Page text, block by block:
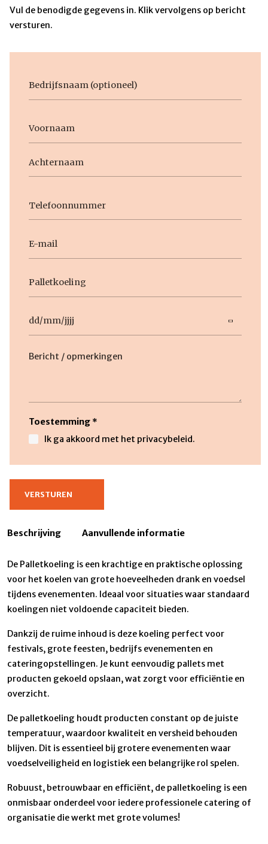
Vul de benodigde gegevens in. Klik vervolgens op bericht
versturen.
mail
titel
DD
slash
MM
Beschrijving
Toestemming *
Ik ga akkoord met het privacybeleid.
Beschrijving Aanvullende informatie
De Palletkoeling is een krachtige en praktische oplossing
voor het koelen van grote hoeveelheden drank en voedsel
tijdens evenementen. Ideaal voor situaties waar standaard
koelingen niet voldoende capaciteit bieden.
Dankzij de ruime inhoud is deze koeling perfect voor
festivals, grote feesten, bedrijfs evenementen en
cateringopstellingen. Je kunt eenvoudig pallets met
producten gekoeld opslaan, wat zorgt voor efficiëntie en
overzicht.
De palletkoeling houdt producten constant op de juiste
temperatuur, waardoor kwaliteit en versheid behouden
blijven. Dit is essentieel bij grotere evenementen waar
voedselveiligheid en logistiek een belangrijke rol spelen.
Robuust, betrouwbaar en efficiënt, de palletkoeling is een
onmisbaar onderdeel voor iedere professionele catering of
organisatie die werkt met grote volumes!